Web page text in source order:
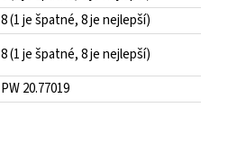
8 (1 je špatné, 8 je nejlepší)
8 (1 je špatné, 8 je nejlepší)
PW 20.77019